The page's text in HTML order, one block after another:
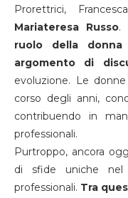
Prorettrici,
Mariateresa Russo.
ruolo della
argomento di
evoluzione. Le
corso degli anni,
contribuendo in
professionali.
Purtroppo, ancora
di sfide uniche nel
professionali. Tra